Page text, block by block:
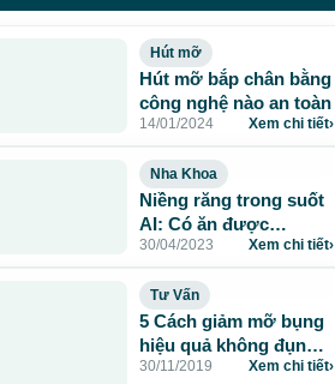
Hút mỡ
Hút mỡ bắp chân bằng
công nghệ nào an toàn
14/01/2024 Xem chi tiết›
Nha Khoa
Niềng răng trong suốt
AI: Có ăn được
không?
30/04/2023 Xem chi tiết›
Tư Vấn
5 Cách giảm mỡ bụng
hiệu quả không đụng
dao kéo
30/11/2019 Xem chi tiết›